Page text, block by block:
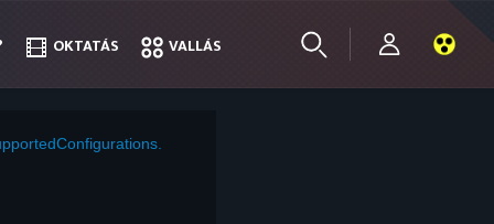
OKTATÁS VALLÁS
OKTATÁS VALLÁS